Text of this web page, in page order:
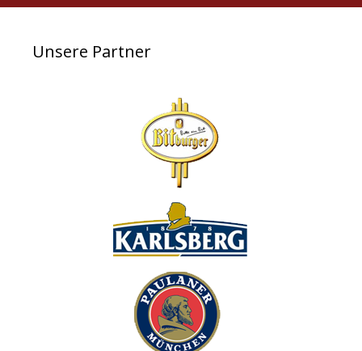
Unsere Partner